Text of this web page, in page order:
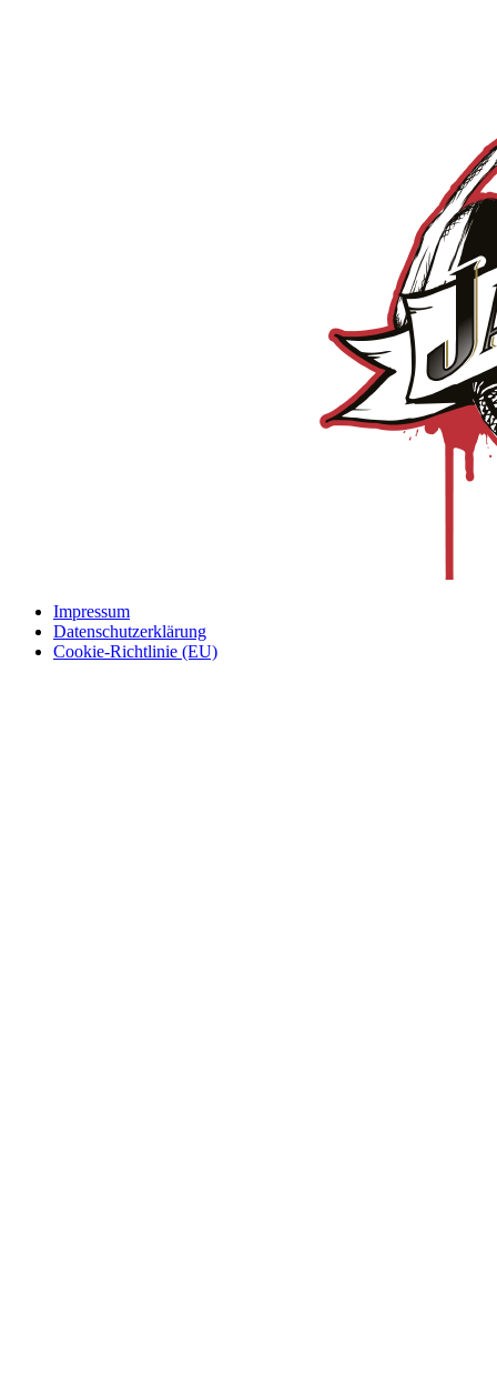
Impressum
Datenschutzerklärung
Cookie-Richtlinie (EU)